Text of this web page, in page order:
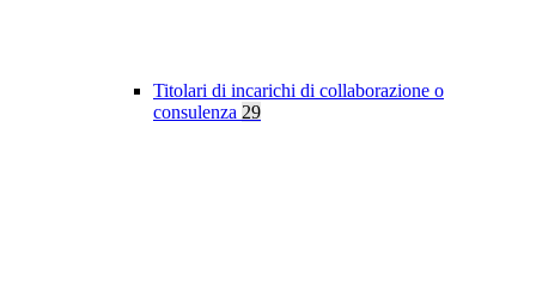
Titolari di incarichi di collaborazione o
consulenza 29